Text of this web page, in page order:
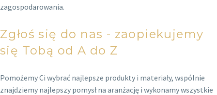
zagospodarowania.
Zgłoś się do nas - zaopiekujemy
się Tobą od A do Z
Pomożemy Ci wybrać najlepsze produkty i materiały, wspólnie
znajdziemy najlepszy pomysł na aranżację i wykonamy wszystkie